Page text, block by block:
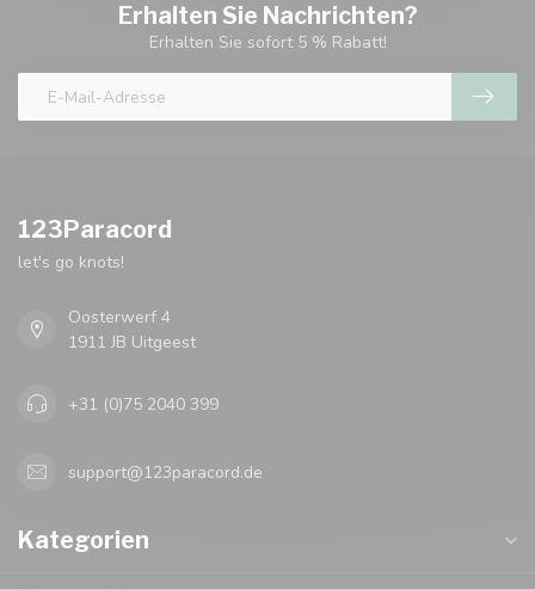
Erhalten Sie Nachrichten?
Erhalten Sie sofort 5 % Rabatt!
123Paracord
let's go knots!
Oosterwerf 4
1911 JB Uitgeest
+31 (0)75 2040 399
support@123paracord.de
Kategorien